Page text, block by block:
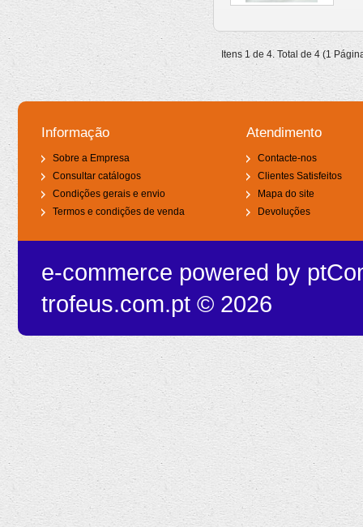
Itens 1 de 4. Total de 4 (1
Informação
Sobre a Empresa
Consultar catálogos
Condições gerais e envio
Termos e condições de venda
Atendimento
Contacte-nos
Clientes Satisfeitos
Mapa do site
Devoluções
e-commerce powered by
trofeus.com.pt © 2026